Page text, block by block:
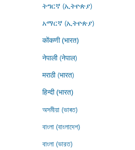
ትግርኛ (ኢትዮጵያ)
አማርኛ (ኢትዮጵያ)
कोंकणी (भारत)
नेपाली (नेपाल)
मराठी (भारत)
हिन्दी (भारत)
অসমীয়া (ভাৰত)
বাংলা (বাংলাদেশ)
বাংলা (ভারত)